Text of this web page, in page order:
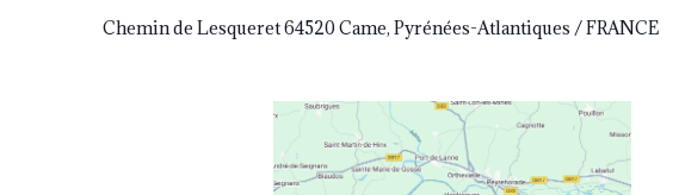
Chemin de Lesqueret 64520 Came, Pyrénées-Atlantiques / FRANCE